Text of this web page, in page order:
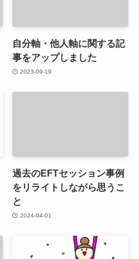
自分軸・他人軸に関する記
事をアップしました
2023-09-19
過去のEFTセッション事例
をリライトしながら思うこ
と
2024-04-01